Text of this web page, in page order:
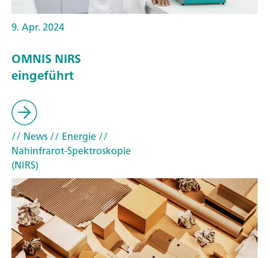
9. Apr. 2024
OMNIS NIRS
eingeführt
// News// Energie//
Nahinfrarot-Spektroskopie
(NIRS)